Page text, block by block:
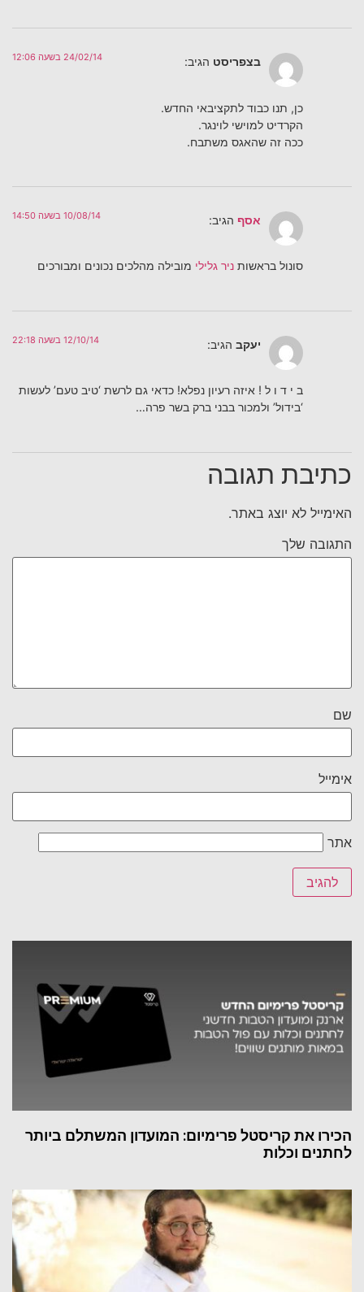
בצפריסט הגיב: 24/02/14 בשעה 12:06
כן, תנו כבוד לתקציבאי החדש.
הקרדיט למוישי לוינגר.
ככה זה שהאגס משתבח.
אסף הגיב: 10/08/14 בשעה 14:50
סונול בראשות ניר גלילי מובילה מהלכים נכונים ומבורכים
יעקב הגיב: 12/10/14 בשעה 22:18
ב י ד ו ל ! איזה רעיון נפלא! כדאי גם לרשת ‘טיב טעם’ לעשות
‘בידול’ ולמכור בבני ברק בשר פרה…
כתיבת תגובה
האימייל לא יוצג באתר.
התגובה שלך
שם
אימייל
אתר
הכירו את קריסטל פרימיום: המועדון המשתלם ביותר
לחתנים וכלות